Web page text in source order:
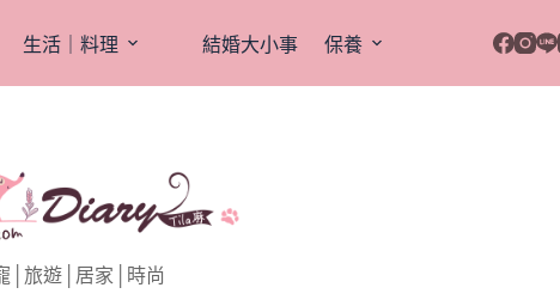
生活｜料理 結婚大小事 保養
│旅遊│居家│時尚